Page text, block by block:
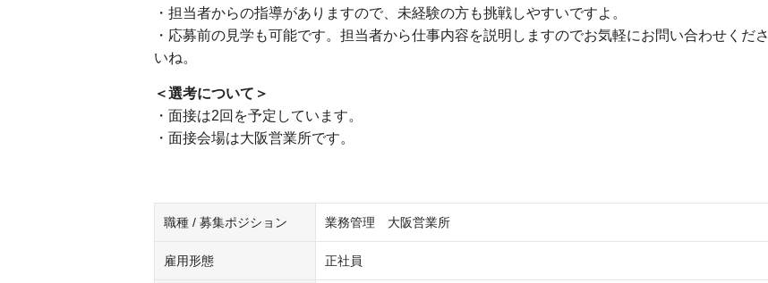
・担当者からの指導がありますので、未経験の方も挑戦しやすいですよ。
・応募前の見学も可能です。担当者から仕事内容を説明しますのでお気軽にお問い合わせくださ
いね。
＜選考について＞
・面接は2回を予定しています。
・面接会場は大阪営業所です。
職種 / 募集ポジション 業務管理 大阪営業所
雇用形態 正社員